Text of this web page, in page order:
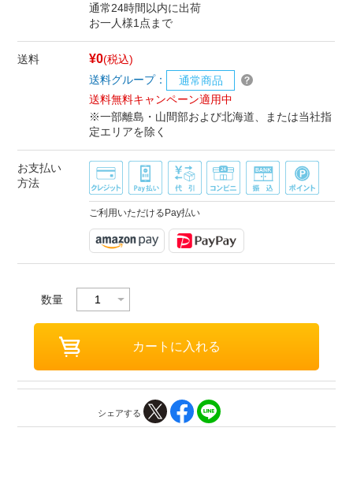
通常24時間以内に出荷
お一人様1点まで
送料 ¥0(税込)
送料グループ：
通常商品
送料無料キャンペーン適用中
※一部離島・山間部および北海道、または当社指
定エリアを除く
お支払い
方法
ご利用いただけるPay払い
数量
シェアする